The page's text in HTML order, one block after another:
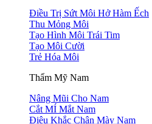
Điều Trị Sứt Môi Hở Hàm Ếch
Thu Mỏng Môi
Tạo Hình Môi Trái Tim
Tạo Môi Cười
Trẻ Hóa Môi
Thẩm Mỹ Nam
Nâng Mũi Cho Nam
Cắt MÍ Mắt Nam
Điêu Khắc Chân Mày Nam